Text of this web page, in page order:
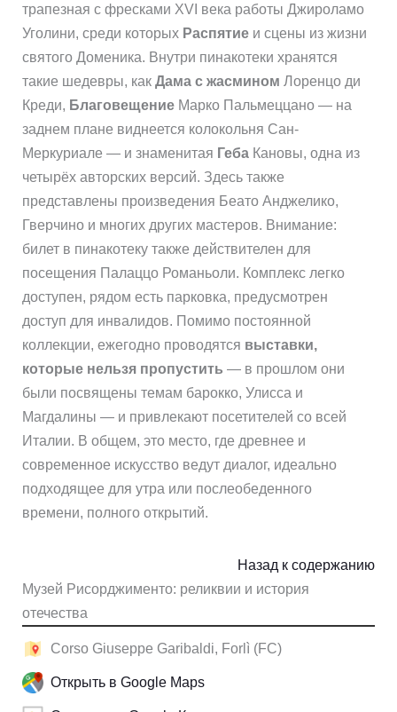
трапезная с фресками XVI века работы Джироламо
Уголини, среди которых Распятиеи сцены из жизни
святого Доменика. Внутри пинакотеки хранятся
такие шедевры, как Дама с жасмином Лоренцо ди
Креди, БлаговещениеМарко Пальмеццано — на
заднем плане виднеется колокольня Сан-
Меркуриале — и знаменитая ГебаКановы, одна из
четырёх авторских версий. Здесь также
представлены произведения Беато Анджелико,
Гверчино и многих других мастеров. Внимание:
билет в пинакотеку также действителен для
посещения Палаццо Романьоли. Комплекс легко
доступен, рядом есть парковка, предусмотрен
доступ для инвалидов. Помимо постоянной
коллекции, ежегодно проводятся выставки,
которые нельзя пропустить — в прошлом они
были посвящены темам барокко, Улисса и
Магдалины — и привлекают посетителей со всей
Италии. В общем, это место, где древнее и
современное искусство ведут диалог, идеально
подходящее для утра или послеобеденного
времени, полного открытий.
Музей Рисорджименто: реликвии и история
отечества
Назад к содержанию
Corso Giuseppe Garibaldi, Forlì (FC)
Открыть в Google Maps